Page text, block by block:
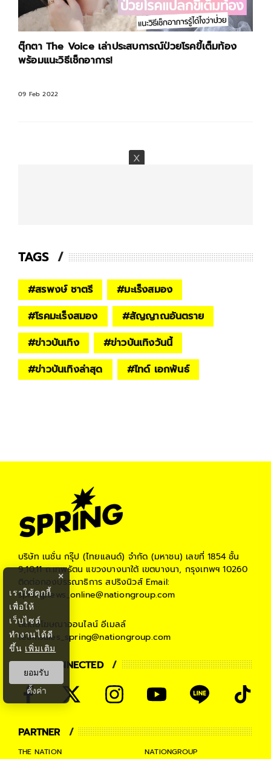
ตุ๊กตา The Voice เล่าประสบการณ์ป่วยโรคขี้เต็มท้อง
พร้อมแนะวิธีเช็กอาการ!
09 Feb 2022
TAGS
#สรพงษ์ ชาตรี #มะเร็งสมอง
#โรคมะเร็งสมอง #สัญญาณอันตราย
#ข่าวบันเทิง #ข่าวบันเทิงวันนี้
#ข่าวบันเทิงล่าสุด #ไทด์ เอกพันธ์
บริษัท เนชั่น กรุ๊ป (ไทยแลนด์) จำกัด (มหาชน) เลขที่ 1854 ชั้น
9,10,11 ถ.เทพรัตน แขวงบางนาใต้ เขตบางนา, กรุงเทพฯ 10260
ติดต่อกองบรรณาธิการ สปริงนิวส์Email:
springnews_online@nationgroup.com
ติดต่อโฆษณาออนไลน์ อีเมลล์
teamsales_spring@nationgroup.com
STAY CONNECTED
PARTNER
THE NATION NATIONGROUP
×
เราใช้คุกกี้
เพื่อให้
เว็บไซต์
ทำงานได้ดี
ขึ้น เพิ่มเติม
ยอมรับ
ตั้งค่า